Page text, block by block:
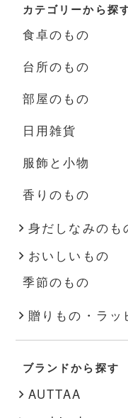
カテゴリーから探
食卓のもの
食卓のものの一
器
グラス・カップ
箸・カトラリー
盆・トレー
その他
台所のもの
台所のものの一
調理道具
ふきん・タオル
その他
部屋のもの
部屋のものの一
照明
家具
花器
インテリア雑貨
その他
日用雑貨
日用雑貨の一覧
掃除道具
布もの・タオ
ハンドソープ・
スキンケア
文房具
その他
服飾と小物
服飾と小物の一
洋服
バッグ・帽子
アクセサリー
靴下
インナー
香りのもの
香りのものの一
アロマ用品
キャンドル
身だしなみのも
おいしいもの
季節のもの
季節のものの
秋・冬
春・夏
贈りもの・ラッ
ブランドから探す
AUTTAA